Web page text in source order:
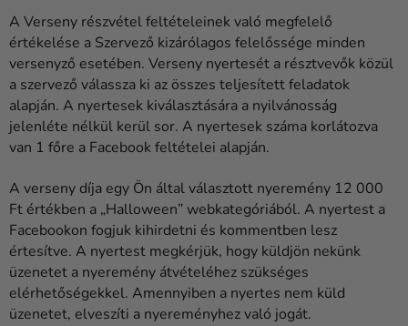
A Verseny részvétel feltételeinek való megfelelő
értékelése a Szervező kizárólagos felelőssége minden
versenyző esetében. Verseny nyertesét a résztvevők közül
a szervező válassza ki az összes teljesített feladatok
alapján. A nyertesek kiválasztására a nyilvánosság
jelenléte nélkül kerül sor. A nyertesek száma korlátozva
van 1 főre a Facebook feltételei alapján.
A verseny díja egy Ön által választott nyeremény 12 000
Ft értékben a „Halloween” webkategóriából. A nyertest a
Facebookon fogjuk kihirdetni és kommentben lesz
értesítve. A nyertest megkérjük, hogy küldjön nekünk
üzenetet a nyeremény átvételéhez szükséges
elérhetőségekkel. Amennyiben a nyertes nem küld
üzenetet, elveszíti a nyereményhez való jogát.